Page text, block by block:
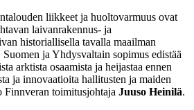
liikkeet ja huoltovarmuus ovat
laivanrakennus- ja
historiallisella tavalla maailman
ja Yhdysvaltain sopimus edistää
arktista osaamista ja heijastaa ennen
ja innovaatioita hallitusten ja maiden
Finnveran toimitusjohtaja Juuso Heinilä.